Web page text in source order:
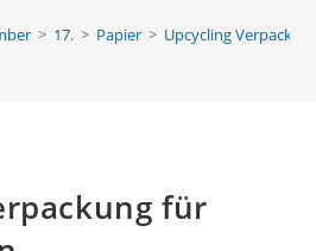
> 17. > Papier > Upcycling
für